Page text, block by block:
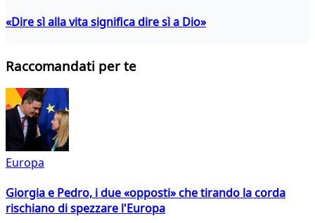
«Dire sì alla vita significa dire sì a Dio»
Raccomandati per te
Europa
Giorgia e Pedro, i due «opposti» che tirando la corda
rischiano di spezzare l'Europa